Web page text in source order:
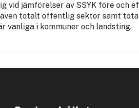
vid jämförelser av SSYK före och
totalt offentlig sektor samt
vanliga i kommuner och landsting.